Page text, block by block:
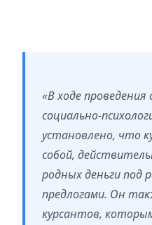
«В ходе
социально-
установлено, что
собой,
родных деньги под
предлогами. Он
курсантов,